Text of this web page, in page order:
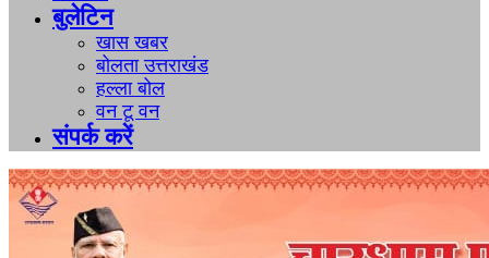
बुलेटिन
खास खबर
बोलता उत्तराखंड
हल्ला बोल
वन टू वन
संपर्क करें